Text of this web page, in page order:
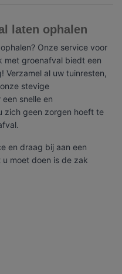
laten ophalen
Onze service voor
met groenafval biedt een
Verzamel al uw tuinresten,
stevige
snelle en
zich geen zorgen hoeft te
en draag bij aan een
moet doen is de zak